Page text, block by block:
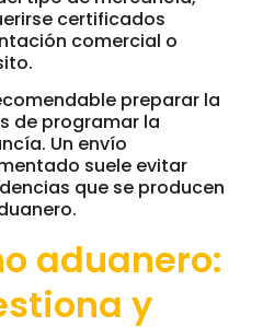
certificados
comercial o
preparar la
de programar la
Un envío
suele evitar
que se producen
aduanero:
y